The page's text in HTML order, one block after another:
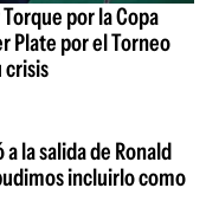
por la Copa
Plate por el Torneo
crisis
la salida de Ronald
incluirlo como